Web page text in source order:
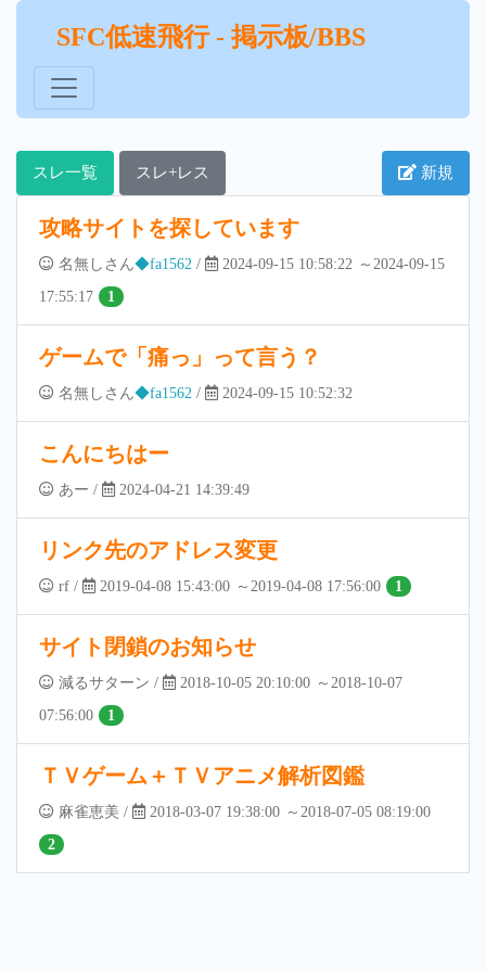
SFC低速飛行 - 掲示板/BBS
スレ一覧 スレ+レス 新規
攻略サイトを探しています
名無しさん◆fa1562 / 2024-09-15 10:58:22 ～2024-09-15
17:55:17
1
ゲームで「痛っ」って言う？
名無しさん◆fa1562 / 2024-09-15 10:52:32
こんにちはー
あー / 2024-04-21 14:39:49
リンク先のアドレス変更
rf / 2019-04-08 15:43:00 ～2019-04-08 17:56:00 1
サイト閉鎖のお知らせ
減るサターン / 2018-10-05 20:10:00 ～2018-10-07
07:56:00
1
ＴＶゲーム＋ＴＶアニメ解析図鑑
麻雀恵美 / 2018-03-07 19:38:00 ～2018-07-05 08:19:00
2